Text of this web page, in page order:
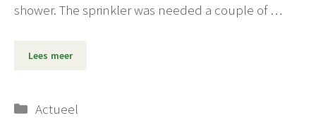
shower. The sprinkler was needed a couple of …
Lees meer
Categorieën
Actueel